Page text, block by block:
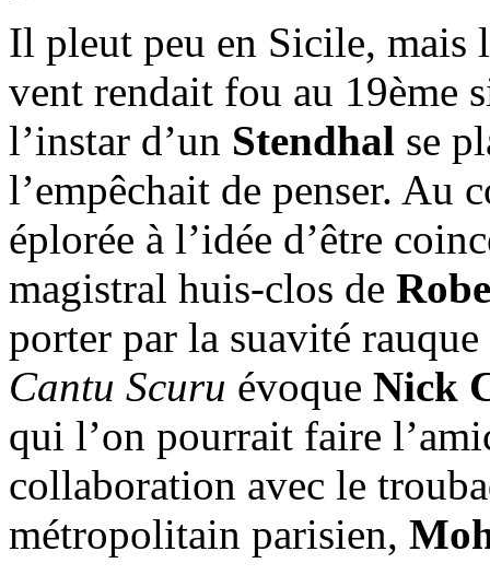
Il pleut peu en Sicile, mais
vent rendait fou au 19ème
l’instar d’un Stendhal se
l’empêchait de penser. Au
éplorée à l’idée d’être
magistral huis-clos de
porter par la suavité
Cantu Scuru évoque Nick
qui l’on pourrait faire
collaboration avec le
métropolitain parisien,